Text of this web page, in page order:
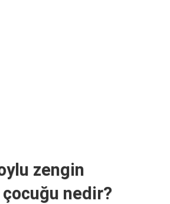
zengin
nedir?